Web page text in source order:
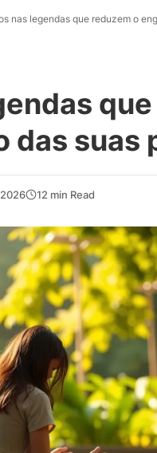
nas legendas que reduzem o
das suas
12 min Read